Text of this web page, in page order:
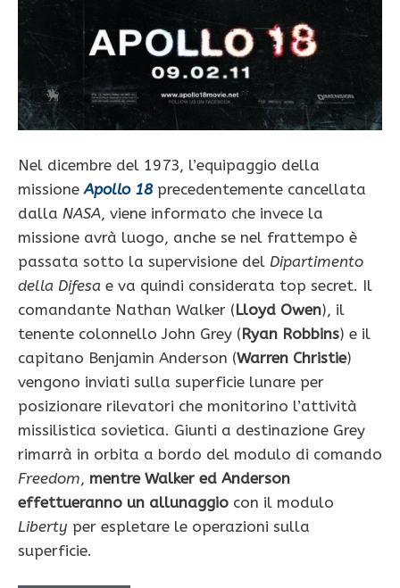
Nel dicembre del 1973, l’equipaggio della
missioneApollo 18precedentemente cancellata
dalla NASA, viene informato che invece la
missione avrà luogo, anche se nel frattempo è
passata sotto la supervisione del Dipartimento
della Difesa e va quindi considerata top secret. Il
comandante Nathan Walker (Lloyd Owen), il
tenente colonnello John Grey (Ryan Robbins) e il
capitano Benjamin Anderson (Warren Christie)
vengono inviati sulla superficie lunare per
posizionare rilevatori che monitorino l’attività
missilistica sovietica. Giunti a destinazione Grey
rimarrà in orbita a bordo del modulo di comando
Freedom, mentre Walker ed Anderson
effettueranno un allunaggio con il modulo
Liberty per espletare le operazioni sulla
superficie.